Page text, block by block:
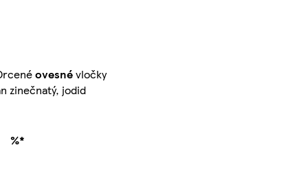
ovesnévločky
zinečnatý, jodid
%*